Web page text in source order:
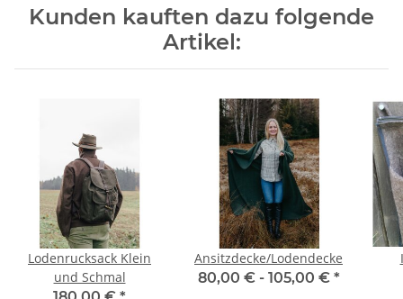
Kunden kauften dazu folgende
Artikel:
Lodenrucksack Klein
und Schmal
Ansitzdecke/Lodendecke
80,00 € - 105,00 € *